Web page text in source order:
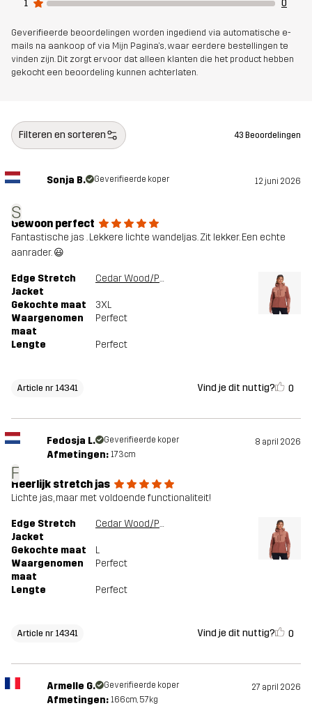
1 0
Geverifieerde beoordelingen worden ingediend via automatische e-
mails na aankoop of via Mijn Pagina's, waar eerdere bestellingen te
vinden zijn. Dit zorgt ervoor dat alleen klanten die het product hebben
gekocht een beoordeling kunnen achterlaten.
Filteren en sorteren 43 Beoordelingen
S
Sonja B. Geverifieerde koper 12 juni 2026
Gewoon perfect
Fantastische jas . Lekkere lichte wandeljas. Zit lekker. Een echte
aanrader. 😃
Edge Stretch
Jacket
Cedar Wood/Pink Mahogany
Gekochte maat
3XL
Waargenomen
maat
Perfect
Lengte Perfect
Article nr 14341 Vind je dit nuttig? 0
F
Fedosja L. Geverifieerde koper 8 april 2026
Afmetingen: 173cm
Heerlijk stretch jas
Lichte jas, maar met voldoende functionaliteit!
Edge Stretch
Jacket
Cedar Wood/Pink Mahogany
Gekochte maat
L
Waargenomen
maat
Perfect
Lengte Perfect
Article nr 14341 Vind je dit nuttig? 0
Armelle G. Geverifieerde koper 27 april 2026
Afmetingen: 166cm, 57kg